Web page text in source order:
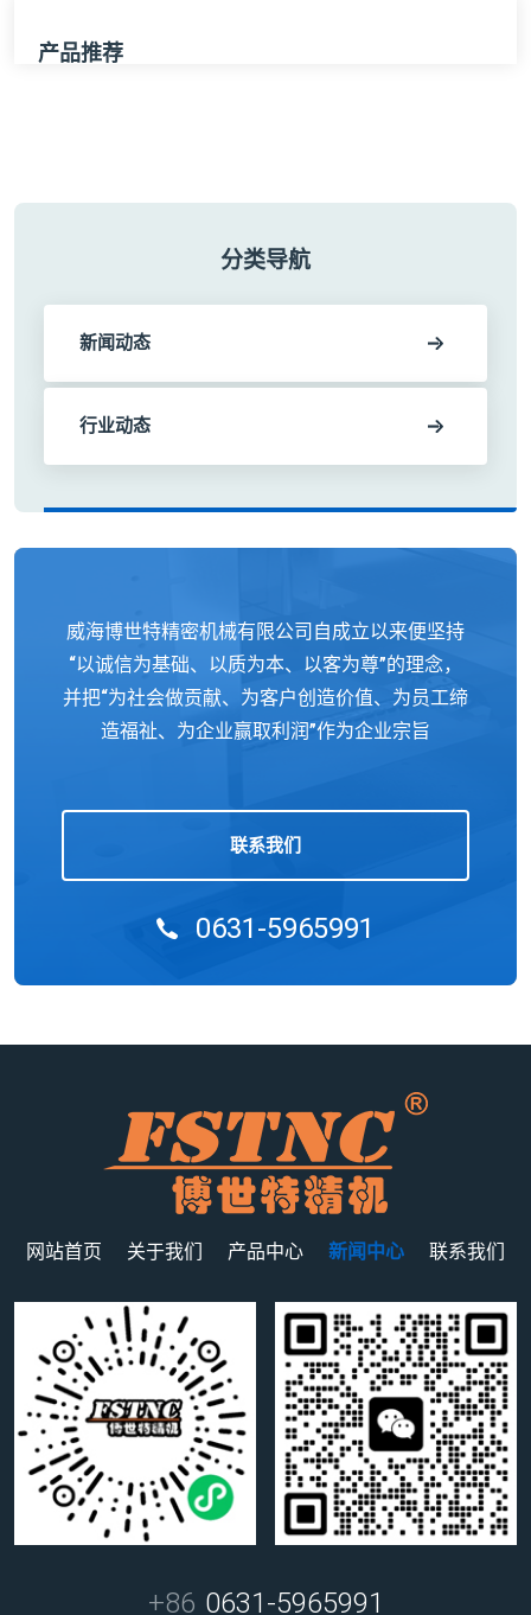
产品推荐
分类导航
新闻动态
行业动态
威海博世特精密机械有限公司自成立以来便坚持
“以诚信为基础、以质为本、以客为尊”的理念，
并把“为社会做贡献、为客户创造价值、为员工缔
造福祉、为企业赢取利润”作为企业宗旨
联系我们
0631-5965991
网站首页 关于我们 产品中心 新闻中心 联系我们
+86 0631-5965991